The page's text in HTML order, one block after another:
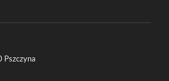
Pszczyna